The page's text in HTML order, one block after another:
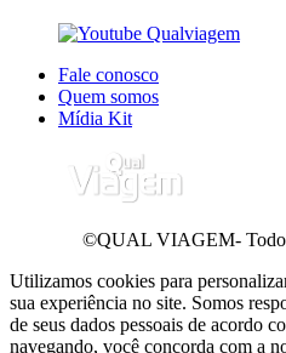
Fale conosco
Quem somos
Mídia Kit
©QUAL VIAGEM-
Utilizamos cookies para
sua experiência no site. Somos
de seus dados pessoais de acordo
navegando, você concorda com a